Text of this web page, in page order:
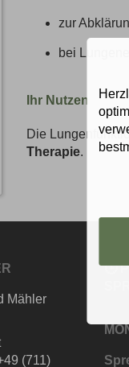
zur
bei
Ihr Nutzen
Die
Therapie.
Mähler
(711)
🕒